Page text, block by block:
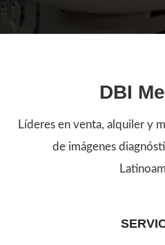
DBI
Líderes en venta, alquiler y
de imágenes